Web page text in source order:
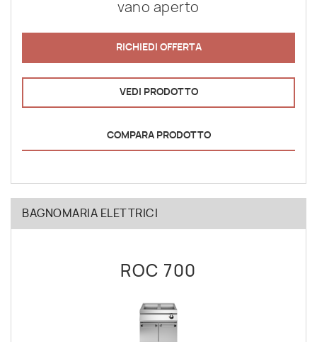
vano aperto
RICHIEDI OFFERTA
VEDI PRODOTTO
COMPARA PRODOTTO
BAGNOMARIA ELETTRICI
ROC 700